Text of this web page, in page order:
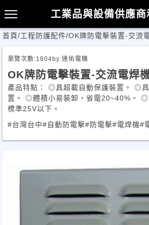
工業品與設備供應
首頁/工程防護配件/OK牌防電擊裝置-交流
瀏覽次數:1804by:達佑電機
OK牌防電擊裝置-交流電焊
產品特點： ◎具超載自動保護裝置。 ◎
置。 ◎體積小易裝卸，省電20~40%。 ◎
標準25V以下。
#台灣台中#自動防電擊#防電擊#電焊機#